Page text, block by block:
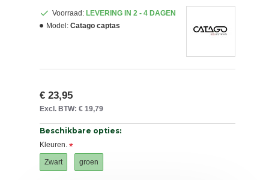
Voorraad: LEVERING IN 2 - 4 DAGEN
Model: Catago captas
€ 23,95
Excl. BTW: € 19,79
Beschikbare opties:
Kleuren.
Zwart groen